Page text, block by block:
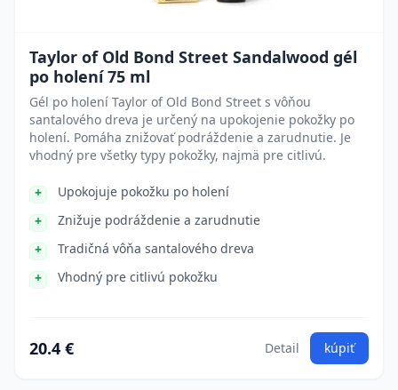
Taylor of Old Bond Street Sandalwood gél
po holení 75 ml
Gél po holení Taylor of Old Bond Street s vôňou
santalového dreva je určený na upokojenie pokožky po
holení. Pomáha znižovať podráždenie a zarudnutie. Je
vhodný pre všetky typy pokožky, najmä pre citlivú.
Upokojuje pokožku po holení
Znižuje podráždenie a zarudnutie
Tradičná vôňa santalového dreva
Vhodný pre citlivú pokožku
20.4 € Detail kúpiť